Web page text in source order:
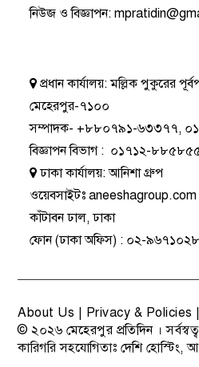
নিউজ ও বিজ্ঞাপন:
প্রধান কার্যালয়:মল্লিক পুকুরের
মেহেরপুর-৭১০০
সম্পাদক- +৮৮০৭৯১-৬৩৩৭৭,
বিজ্ঞাপন বিভাগ: ০১৭১২-
ঢাকা কার্যালয়:আনিশা গ্রুপ
ওয়েবসাইটঃaneeshagroup.com
কাঁটাবন ঢাল, ঢাকা
ফোন(ঢাকা অফিস) : ০২-৯৬৭১০২৮
About Us | Privacy & Policies
© ২০২৬ মেহেরপুর প্রতিদিন ।
কারিগরি সহযোগিতাঃ দেশি হোস্টিং,